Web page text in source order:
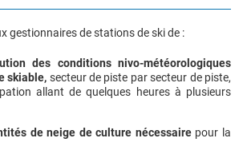
gestionnaires de stations de ski de :
des conditions nivo-météorologiques
skiable, secteur de piste par secteur de piste,
allant de quelques heures à plusieurs
de neige de culture nécessairepour la